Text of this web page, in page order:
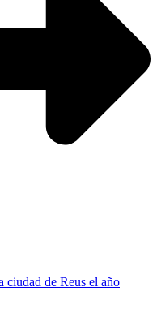
ciudad de Reus el año